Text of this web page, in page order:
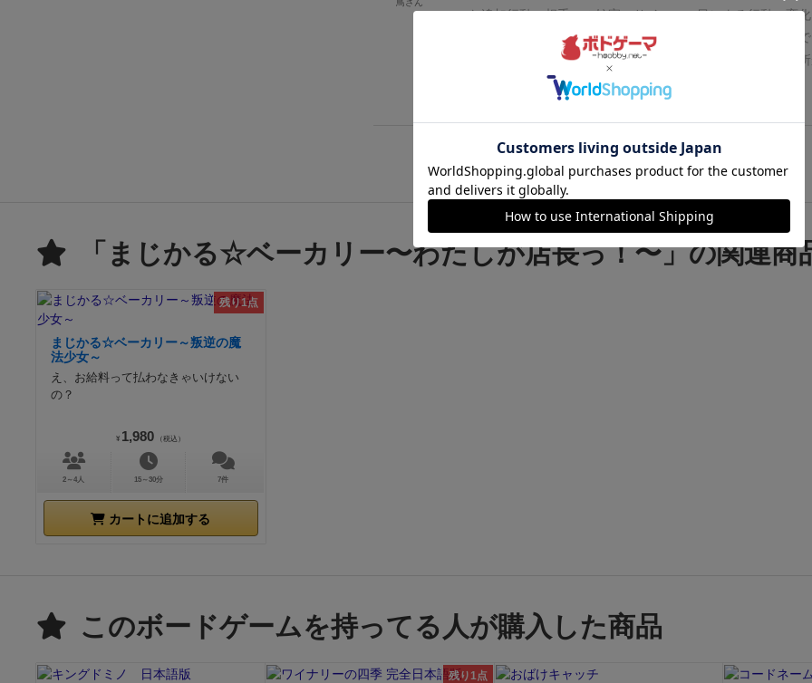
インパクトを和らげてみせるという手法はうまいやり方で
定でやったら、だいぶ問題になりそうな内容なので…）
明
っているところが素晴らしいです。（ファンタジー世界だか
ゃないんだよ！…って事ですよね♪）
展開にならず、《もう笑って済ますしかないよね〜》という
のを目の当たりにすると、ゲームの《設定》や《グラフィッ
のもつ影響力の大きさを改めて実感させられました。
レイヤーを誘うのに便利だったりします(^^)ても、このイラ
をそのまま捉えて、ほんわかした明るいライトなパン屋さん
って買ってしまった人にはもう『ごめんなさい』って言うし
プレイヤーはそ
を経営する店長なのですが、店員はバイト1人しかおりませ
実は残るものの効果が生じるとは限らず、そのため《どこま
攻撃をあっさり躱されるとけっこうキツイです、笑）さら
た追加行動・相手への妨害・サイコロの目による行動の変化
ゲの基本をよく学べると思う
欠点は
ブラックなパン屋なの
後は妨害がメインなので、友人としかやれない所
内容はかなりブラックなパン屋だけど、結構面白いと思いま
鳥さん
他のレビューを読み込む
「まじかる☆ベーカリー〜わたしが店長っ！〜」の関連商
残り1点
まじかる☆ベーカリー～叛逆の魔
法少女～
え、お給料って払わなきゃいけない
の？
¥ 1,980 （税込）
2～4人 15～30分 7件
カートに追加する
このボードゲームを持ってる人が購入した商品
残り1点